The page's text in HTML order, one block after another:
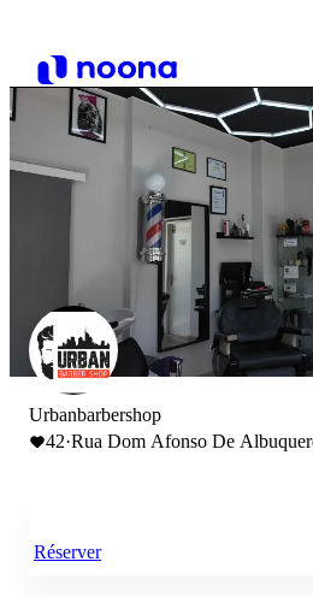
Urbanbarbershop
42·Rua Dom Afonso De
Réserver